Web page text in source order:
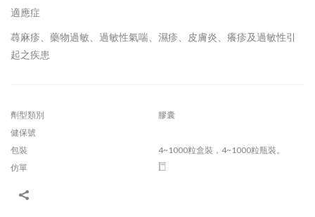
適應症
蕁麻疹、藥物過敏、過敏性氣喘、濕疹、皮膚炎、癢疹及過敏性引
起之疾患
劑型類別
膠囊
健保號
包裝
4~1000粒盒裝，4~1000粒瓶裝。
仿單